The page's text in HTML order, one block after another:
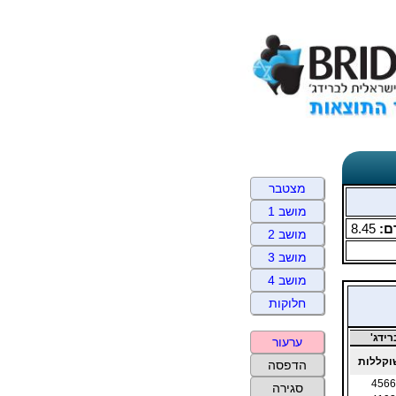
8.45
4566
מצטבר
מושב 1
מושב 2
מושב 3
מושב 4
חלוקות
ערעור
הדפסה
סגירה